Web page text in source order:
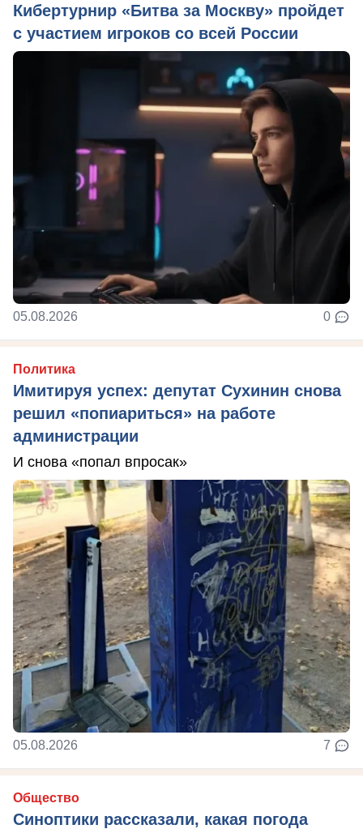
Кибертурнир «Битва за Москву» пройдет
с участием игроков со всей России
05.08.2026 0
Политика
Имитируя успех: депутат Сухинин снова
решил «попиариться» на работе
администрации
И снова «попал впросак»
05.08.2026 7
Общество
Синоптики рассказали, какая погода